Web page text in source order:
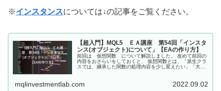
※インスタンスについては↓の記事をご覧ください。
【超入門】MQL5 ＥＡ講座 第54回「インスタ
ンス(オブジェクト)について」【EAの作り方】
前回は 仮想関数 について解説しました。 改めて前回の
内容をおさらいをしておくと、 仮想関数とは、「派生クラ
スでは、継承した関数の処理内容を少し変えたい」「大ま
mqlinvestmentlab.com 2022.09.02